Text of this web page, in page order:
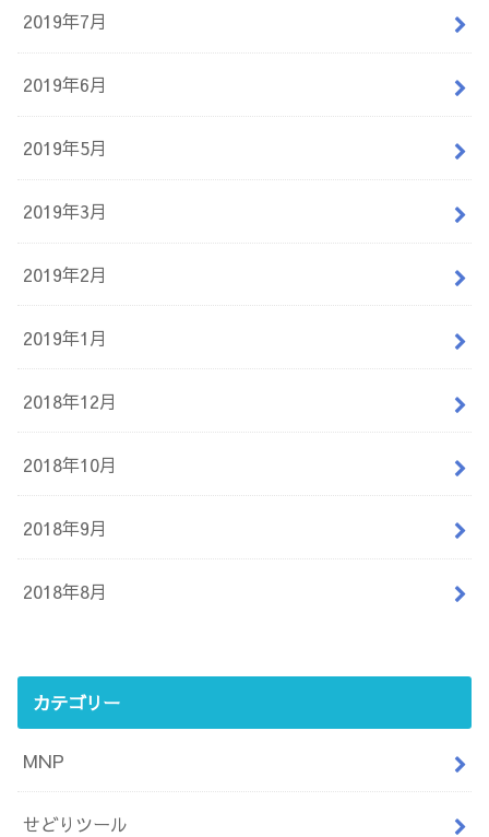
2019年7月
2019年6月
2019年5月
2019年3月
2019年2月
2019年1月
2018年12月
2018年10月
2018年9月
2018年8月
カテゴリー
MNP
せどりツール